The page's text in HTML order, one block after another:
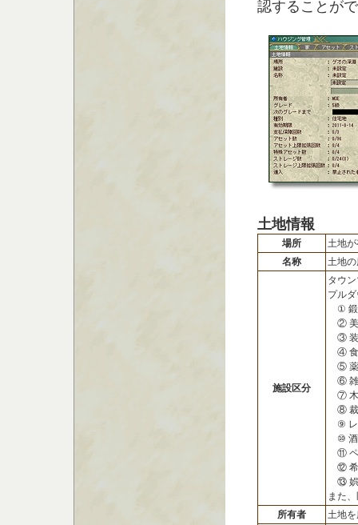
認することが
土地情報
場所
土地
名称
土地
施設区分
タウ
プル
① 鍛
② 美
③ 装
④ 食
⑤ 薬
⑥ 雑
⑦ 木
⑧ 裁
⑨ レ
⑩ 酒
⑪ ペ
⑫ 希
⑬ 娯
また
所有者
土地